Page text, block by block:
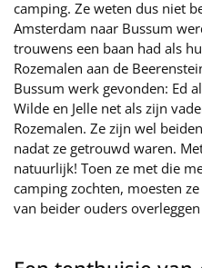
camping. Ze weten dus niet
Amsterdam naar Bussum
trouwens een baan had als
Rozemalen aan de
Bussum werk gevonden: Ed
Wilde en Jelle net als zijn
Rozemalen. Ze zijn wel
nadat ze getrouwd waren.
natuurlijk! Toen ze met die
camping zochten, moesten
van beider ouders